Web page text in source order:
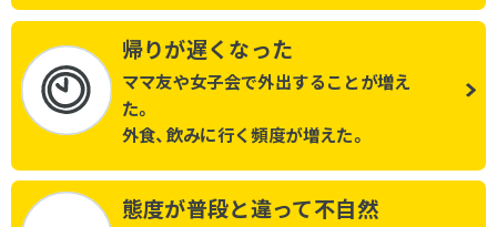
帰りが遅くなった
ママ友や女子会で外出することが増え
た。
外食、飲みに行く頻度が増えた。
態度が普段と違って不自然